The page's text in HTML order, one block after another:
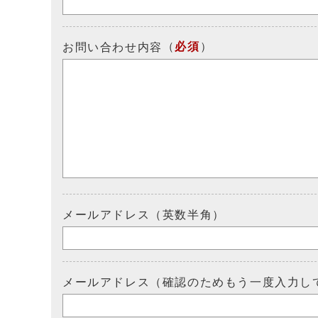
お問い合わせ内容 （ 必須 ）
メールアドレス（英数半角）
メールアドレス（確認のためもう一度入力し